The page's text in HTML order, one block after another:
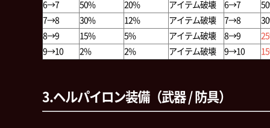
6→7
50% 20% アイテム破壊 6→7
7→8
30% 12% アイテム破壊 7→8
8→9
15% 5% アイテム破壊 8→9
9→10
2% 2% アイテム破壊 9→10
3.ヘルパイロン装備（武器 / 防具）